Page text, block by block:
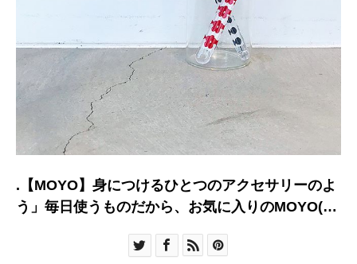
.【MOYO】身につけるひとつのアクセサリーのよ
う」毎日使うものだから、お気に入りのMOYO(も
は、自分を大事にできる暮らしの道具です。.歯科